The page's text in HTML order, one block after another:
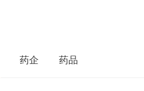
药企 药品